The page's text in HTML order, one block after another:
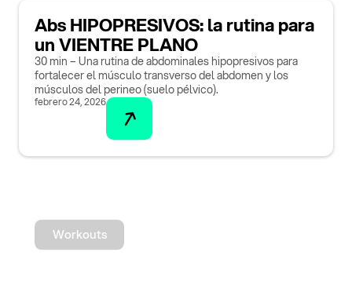
Abs HIPOPRESIVOS: la rutina para
un VIENTRE PLANO
30 min – Una rutina de abdominales hipopresivos para
fortalecer el músculo transverso del abdomen y los
músculos del perineo (suelo pélvico).
febrero 24, 2026
Workouts